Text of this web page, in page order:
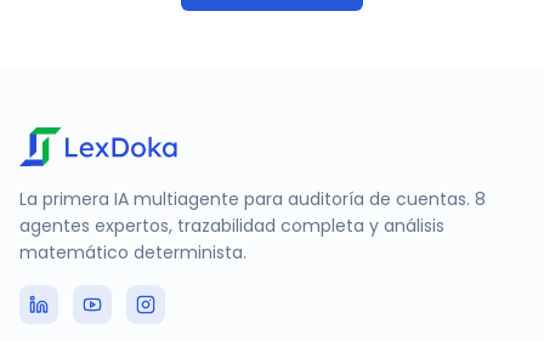
La primera IA multiagente para auditoría de cuentas. 8
agentes expertos, trazabilidad completa y análisis
matemático determinista.